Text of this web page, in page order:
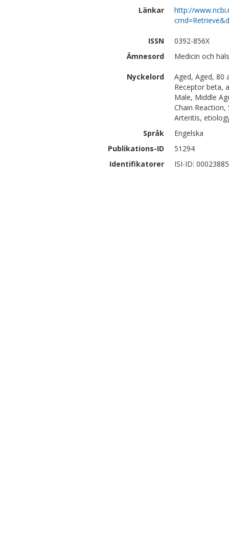
Länkar
http://
ISSN
0392-856X
Ämnesord
Medicin och
Nyckelord
Aged, Aged, 80
Receptor beta,
Male, Middle
Chain
Arteritis,
Språk
Engelska
Publikations-ID
51294
Identifikatorer
ISI-ID: